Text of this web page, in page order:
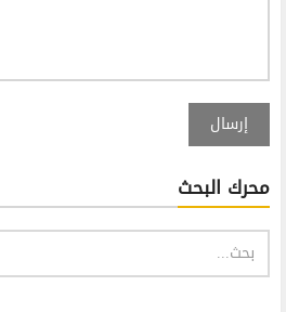
إرسال
محرك البحث